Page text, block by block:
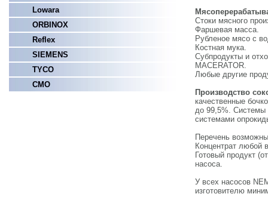
Lowara
ORBINOX
Reflex
SIEMENS
TYCO
СМО
Стоки мясного
Фаршевая масса.
Рубленое мясо с
Костная мука.
Субпродукты и
MACERATOR.
Любые другие
Производство
качественные
до 99,5%. Системы
системами
Перечень
Концентрат любой
Готовый продукт
насоса.
У всех насосов
изготовителю